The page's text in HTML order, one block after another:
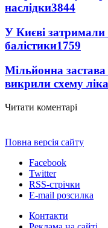
наслідки3844
У Києві затримали
балістики1759
Мільйонна застава
викрили схему
Читати коментарі
Повна версія сайту
Facebook
Twitter
RSS-стрічки
E-mail розсилка
Контакти